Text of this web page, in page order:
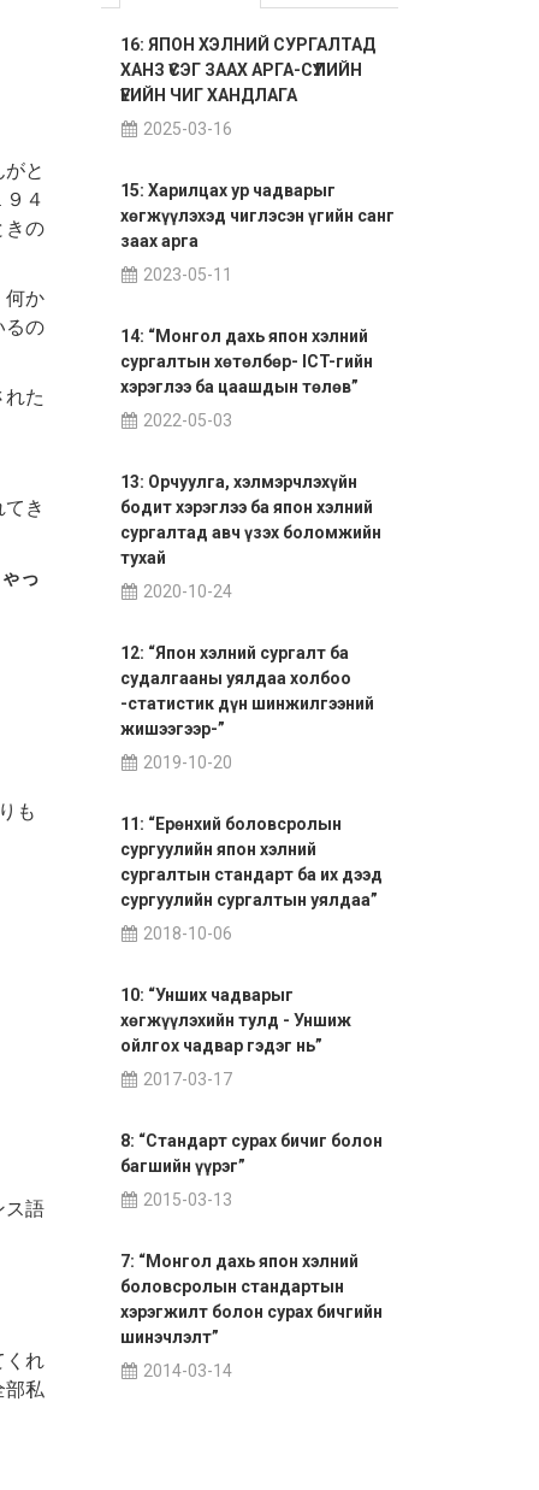
と
４
きの
何か
るの
た
き
っ
も
ス語
くれ
部私
16: ЯПОН ХЭЛНИЙ СУРГАЛТАД
ХАНЗ ҮСЭГ ЗААХ АРГА-СҮҮЛИЙН
ҮЕИЙН ЧИГ ХАНДЛАГА
2025-03-16
15: Харилцах ур чадварыг
хөгжүүлэхэд чиглэсэн үгийн санг
заах арга
2023-05-11
14: “Монгол дахь япон хэлний
сургалтын хөтөлбөр- ICT-гийн
хэрэглээ ба цаашдын төлөв”
2022-05-03
13: Орчуулга, хэлмэрчлэхүйн
бодит хэрэглээ ба япон хэлний
сургалтад авч үзэх боломжийн
тухай
2020-10-24
12: “Япон хэлний сургалт ба
судалгааны уялдаа холбоо
-статистик дүн шинжилгээний
жишээгээр-”
2019-10-20
11: “Ерөнхий боловсролын
сургуулийн япон хэлний
сургалтын стандарт ба их дээд
сургуулийн сургалтын уялдаа”
2018-10-06
10: “Унших чадварыг
хөгжүүлэхийн тулд - Уншиж
ойлгох чадвар гэдэг нь”
2017-03-17
8: “Стандарт сурах бичиг болон
багшийн үүрэг”
2015-03-13
7: “Монгол дахь япон хэлний
боловсролын стандартын
хэрэгжилт болон сурах бичгийн
шинэчлэлт”
2014-03-14